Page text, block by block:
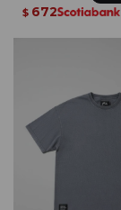
$ 672